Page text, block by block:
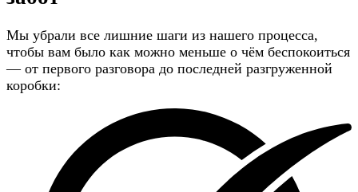
Мы убрали все лишние шаги из нашего процесса,
чтобы вам было как можно меньше о чём беспокоиться
— от первого разговора до последней разгруженной
коробки: